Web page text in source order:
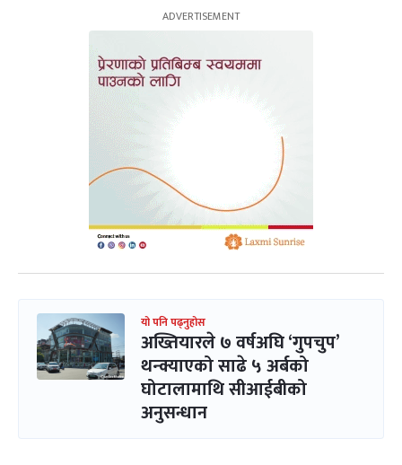
यो पनि पढ्नुहोस
अख्तियारले ७ वर्षअघि ‘गुपचुप’
थन्क्याएको साढे ५ अर्बको
घोटालामाथि सीआईबीको
अनुसन्धान